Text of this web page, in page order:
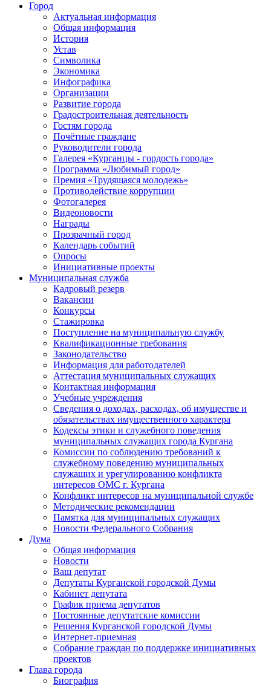
Город
Актуальная информация
Общая информация
История
Устав
Символика
Экономика
Инфографика
Организации
Развитие города
Градостроительная деятельность
Гостям города
Почётные граждане
Руководители города
Галерея «Курганцы - гордость города»
Программа «Любимый город»
Премия «Трудящаяся молодежь»
Противодействие коррупции
Фотогалерея
Видеоновости
Награды
Прозрачный город
Календарь событий
Опросы
Инициативные проекты
Муниципальная служба
Кадровый резерв
Вакансии
Конкурсы
Стажировка
Поступление на муниципальную службу
Квалификационные требования
Законодательство
Информация для работодателей
Аттестация муниципальных служащих
Контактная информация
Учебные учреждения
Сведения о доходах, расходах, об имуществе и
обязательствах имущественного характера
Кодексы этики и служебного поведения
муниципальных служащих города Кургана
Комиссии по соблюдению требований к
служебному поведению муниципальных
служащих и урегулированию конфликта
интересов ОМС г. Кургана
Конфликт интересов на муниципальной службе
Методические рекомендации
Памятка для муниципальных служащих
Новости Федерального Cобрания
Дума
Общая информация
Новости
Ваш депутат
Депутаты Курганской городской Думы
Кабинет депутата
График приема депутатов
Постоянные депутатские комиссии
Решения Курганской городской Думы
Интернет-приемная
Собрание граждан по поддержке инициативных
проектов
Глава города
Биография